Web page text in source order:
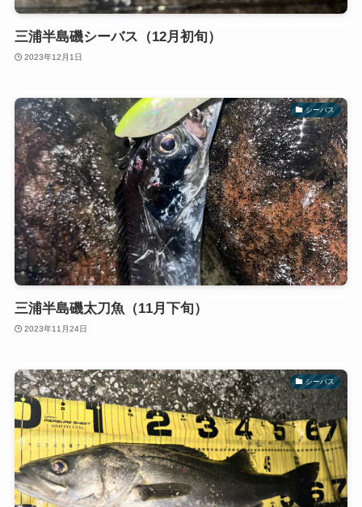
三浦半島磯シーバス（12月初旬）
2023年12月1日
シーバス
三浦半島磯太刀魚（11月下旬）
2023年11月24日
シーバス